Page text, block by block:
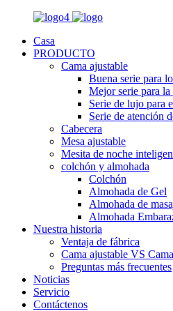
Casa
PRODUCTO
Cama ajustable
Buena serie para
Mejor serie para
Serie de lujo para
Serie de atención
Cabecera
Mesa ajustable
Mesita de noche
colchón y almohada
Colchón
Almohada de Gel
Almohada de
Almohada
Nuestra historia
Ventaja de fábrica
Cama ajustable VS
Preguntas más frecuentes
Noticias
Servicio
Contáctenos